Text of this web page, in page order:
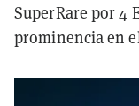
SuperRare por 4
prominencia en